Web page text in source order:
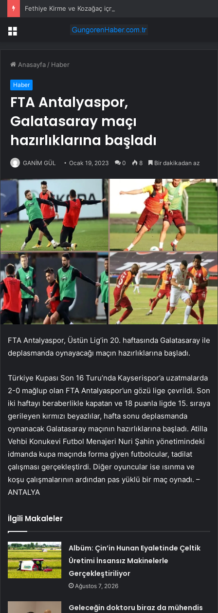
Fethiye Kirme ve Kozağaç içme suyu hatları yenileniyor
Menü
Anasayfa / Haber
Haber
FTA Antalyaspor,
Galatasaray maçı
hazırlıklarına başladı
GANİM GÜL Ocak 19, 2023 0 8 Bir dakikadan az
FTA Antalyaspor, Üstün Lig’in 20. haftasında Galatasaray ile
deplasmanda oynayacağı maçın hazırlıklarına başladı.
Türkiye Kupası Son 16 Turu’nda Kayserispor’a uzatmalarda
2-0 mağlup olan FTA Antalyaspor’un gözü lige çevrildi. Son
iki haftayı beraberlikle kapatan ve 18 puanla ligde 15. sıraya
gerileyen kırmızı beyazlılar, hafta sonu deplasmanda
oynanacak Galatasaray maçının hazırlıklarına başladı. Atilla
Vehbi Konukevi Futbol Menajeri Nuri Şahin yönetimindeki
idmanda kupa maçında forma giyen futbolcular, tadilat
çalışması gerçekleştirdi. Diğer oyuncular ise ısınma ve
koşu çalışmalarının ardından pas yüklü bir maç oynadı. –
ANTALYA
İlgili Makaleler
Albüm: Çin’in Hunan Eyaletinde Çeltik
Üretimi İnsansız Makinelerle
Gerçekleştiriliyor
Ağustos 7, 2026
Geleceğin doktoru biraz da mühendis